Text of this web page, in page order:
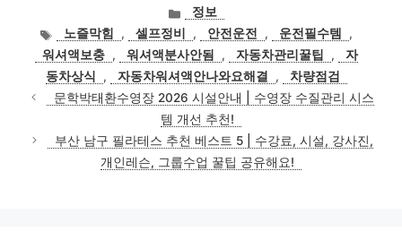
카
테
고
리
정보
태
그
노즐막힘 , 셀프정비 , 안전운전 , 운전필수템
,
워셔액보충 , 워셔액분사안됨 , 자동차관리꿀팁 ,
자
동차상식
, 자동차워셔액안나와요해결 ,
차량점검
문학박태환수영장 2026 시설안내 | 수영장 수질관리 시스
템 개선 추천!
부산 남구 필라테스 추천 베스트 5 | 수강료, 시설, 강사진,
개인레슨, 그룹수업 꿀팁 공유해요!